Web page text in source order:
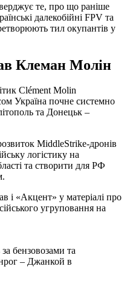
те, про що раніше
далекобійні FPV та
тил окупантів у
Клеман Молін
Clément Molin
Україна почне системно
та Донецьк –
MiddleStrike-дронів
логістику на
та створити для РФ
і «Акцент» у матеріалі про
угруповання на
бензовозами та
– Джанкой в